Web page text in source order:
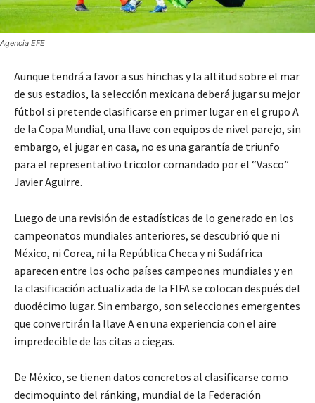
Agencia EFE
Aunque tendrá a favor a sus hinchas y la altitud sobre el mar
de sus estadios, la selección mexicana deberá jugar su mejor
fútbol si pretende clasificarse en primer lugar en el grupo A
de la Copa Mundial, una llave con equipos de nivel parejo, sin
embargo, el jugar en casa, no es una garantía de triunfo
para el representativo tricolor comandado por el “Vasco”
Javier Aguirre.
Luego de una revisión de estadísticas de lo generado en los
campeonatos mundiales anteriores, se descubrió que ni
México, ni Corea, ni la República Checa y ni Sudáfrica
aparecen entre los ocho países campeones mundiales y en
la clasificación actualizada de la FIFA se colocan después del
duodécimo lugar. Sin embargo, son selecciones emergentes
que convertirán la llave A en una experiencia con el aire
impredecible de las citas a ciegas.
De México, se tienen datos concretos al clasificarse como
decimoquinto del ránking, mundial de la Federación